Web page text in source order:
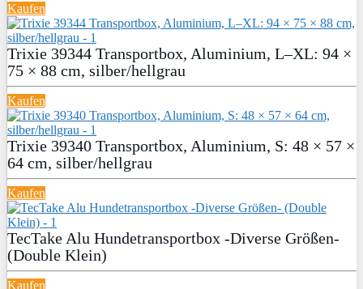
Kaufen
Trixie 39344 Transportbox, Aluminium, L–XL: 94 ×
75 × 88 cm, silber/hellgrau
Kaufen
Trixie 39340 Transportbox, Aluminium, S: 48 × 57 ×
64 cm, silber/hellgrau
Kaufen
TecTake Alu Hundetransportbox -Diverse Größen-
(Double Klein)
Kaufen